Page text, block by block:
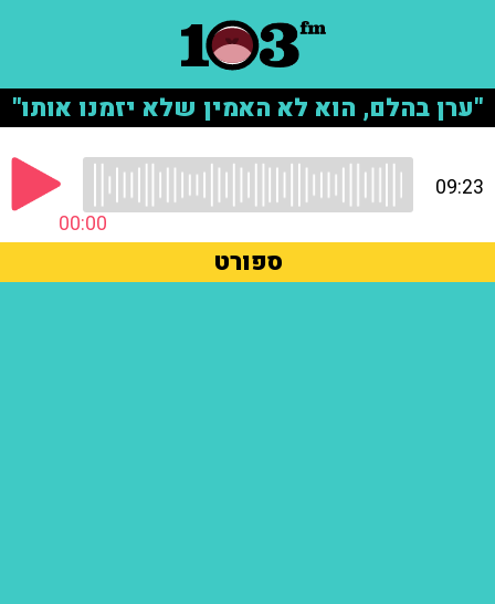
"ערן בהלם, הוא לא האמין שלא יזמנו אותו"
00:00
09:23
ספורט